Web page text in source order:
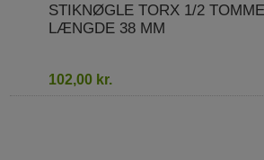
STIKNØGLE TORX 1/2
LÆNGDE 38 MM
102,00 kr.